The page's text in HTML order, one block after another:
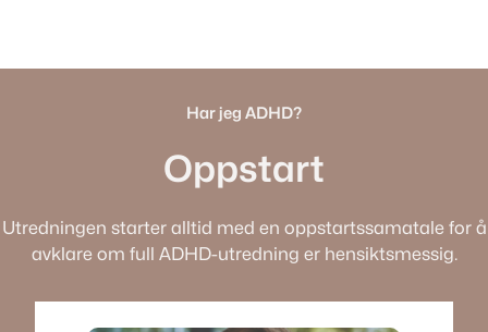
Har jeg ADHD?
Oppstart
Utredningen starter alltid med en oppstartssamatale for å
avklare om full ADHD-utredning er hensiktsmessig.